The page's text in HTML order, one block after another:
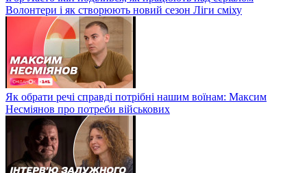
Волонтери і як створюють новий сезон Ліги сміху
Як обрати речі справді потрібні нашим воїнам: Максим
Несміянов про потреби військових